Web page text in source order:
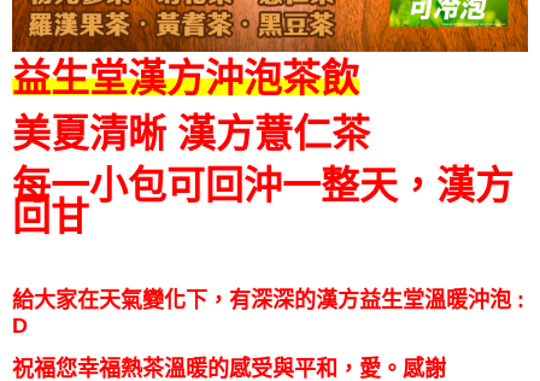
益生堂漢方沖泡茶飲
美夏清晰 漢方薏仁茶
每一小包可回沖一整天，漢方
回甘
給大家在天氣變化下，有深深的漢方益生堂溫暖沖泡 :
D
祝福您幸福熱茶溫暖的感受與平和，愛。感謝